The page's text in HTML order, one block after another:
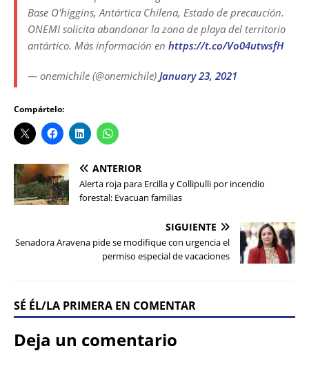
Base O'higgins, Antártica Chilena, Estado de precaución.
ONEMI solicita abandonar la zona de playa del territorio
antártico. Más información en https://t.co/Vo04utwsfH
— onemichile (@onemichile) January 23, 2021
Compártelo:
ANTERIOR
Alerta roja para Ercilla y Collipulli por incendio
forestal: Evacuan familias
SIGUIENTE
Senadora Aravena pide se modifique con urgencia el
permiso especial de vacaciones
SÉ ÉL/LA PRIMERA EN COMENTAR
Deja un comentario